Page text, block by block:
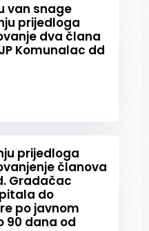
van snage
prijedloga
dva člana
Komunalac dd
prijedloga
članova
Gradačac
do
po javnom
90 dana od